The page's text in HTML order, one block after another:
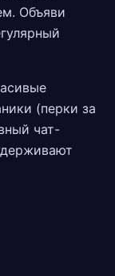
Объяви
(перки за
чат-